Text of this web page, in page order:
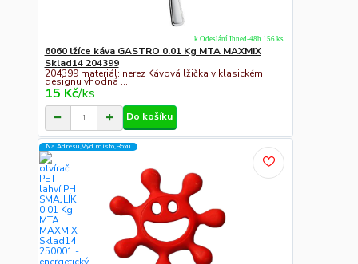
6060 lžíce káva GASTRO 0.01 Kg MTA MAXMIX
Sklad14 204399
204399 materiál: nerez Kávová lžička v klasickém
designu vhodná ...
15 Kč/ks
k Odeslání Ihned-48h 156 ks
Do košíku
Na Adresu,Výd.místo,Boxu